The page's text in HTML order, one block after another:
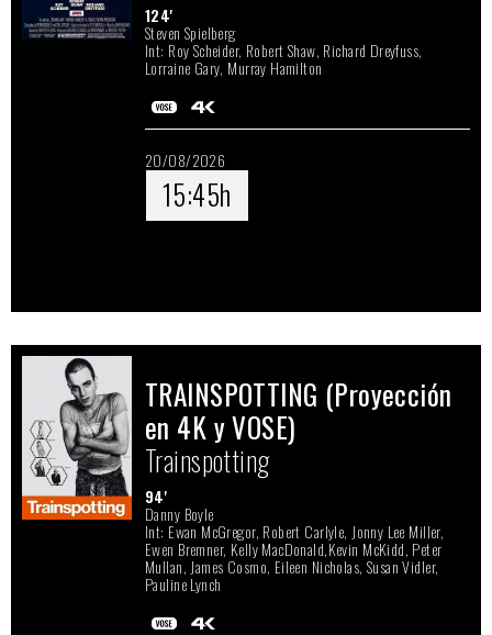
15:30h
124'
Steven Spielberg
Int: Roy Scheider, Robert Shaw, Richard Dreyfuss,
Lorraine Gary, Murray Hamilton
20/08/2026
15:45h
TRAINSPOTTING (Proyección
en 4K y VOSE)
Trainspotting
94'
Danny Boyle
Int: Ewan McGregor, Robert Carlyle, Jonny Lee Miller,
Ewen Bremner, Kelly MacDonald,Kevin McKidd, Peter
Mullan, James Cosmo, Eileen Nicholas, Susan Vidler,
Pauline Lynch